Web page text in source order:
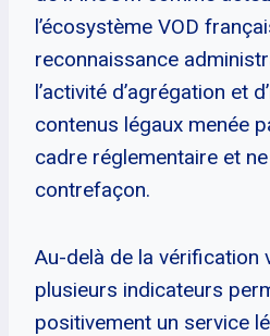
l’écosystème VOD
reconnaissance
l’activité d’agrégation et
contenus légaux menée
cadre réglementaire et
contrefaçon.
Au-delà de la vérification
plusieurs indicateurs
positivement un service